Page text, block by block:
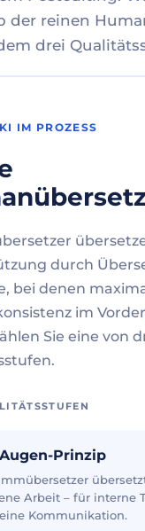
der reinen
drei
IM PROZESS
durch
bei denen
im
Sie eine von
Prinzip
Arbeit – für interne
Kommunikation.